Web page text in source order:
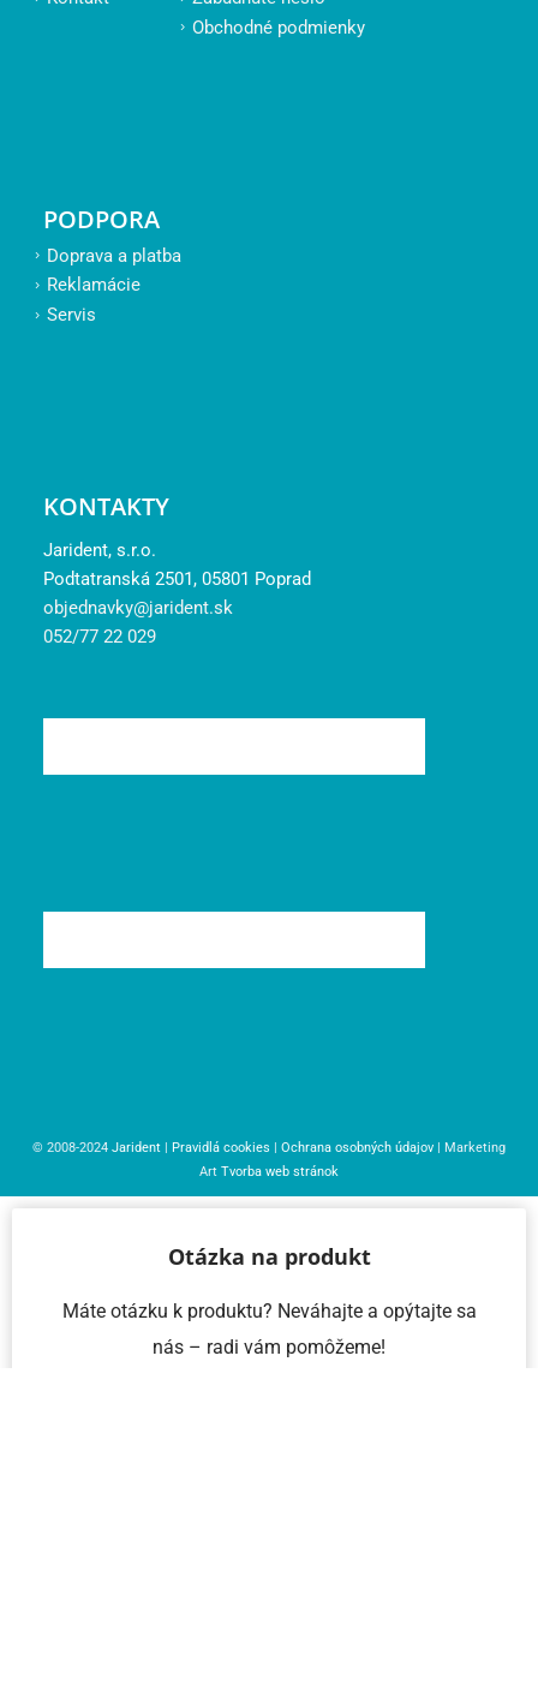
Obchodné podmienky
PODPORA
Doprava a platba
Reklamácie
Servis
KONTAKTY
Jarident, s.r.o.
Podtatranská 2501, 05801 Poprad
objednavky@jarident.sk
052/77 22 029
© 2008-2024 Jarident | Pravidlá cookies | Ochrana osobných údajov | Marketing
Art Tvorba web stránok
Otázka na produkt
Máte otázku k produktu? Neváhajte a opýtajte sa
nás – radi vám pomôžeme!